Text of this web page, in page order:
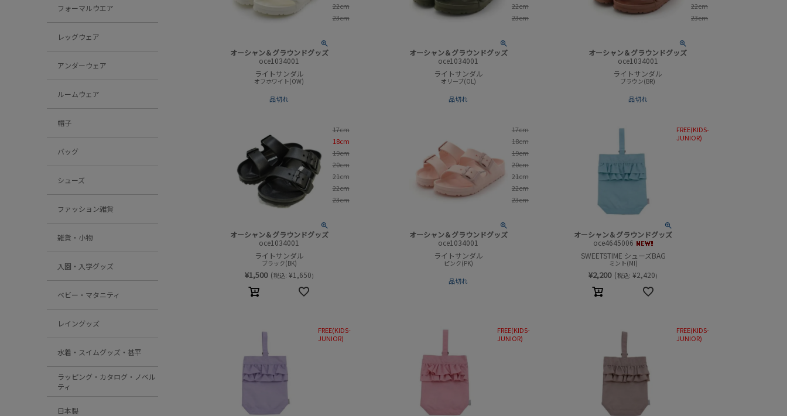
フォーマルウエア
レッグウェア
アンダーウェア
ルームウェア
帽子
バッグ
シューズ
ファッション雑貨
雑貨・小物
入園・入学グッズ
ベビー・マタニティ
レイングッズ
水着・スイムグッズ・甚平
ラッピング・カタログ・ノベル
ティ
日本製
オーシャン＆グラウンドグッズ
oce1034001
ライトサンダル
オフホワイト(OW)
品切れ
22cm
23cm
オーシャン＆グラウンドグッズ
oce1034001
ライトサンダル
オリーブ(OL)
品切れ
22cm
23cm
オーシャン＆グラウンドグッズ
oce1034001
ライトサンダル
ブラウン(BR)
品切れ
22cm
23cm
オーシャン＆グラウンドグッズ
oce1034001
ライトサンダル
ブラック(BK)
¥1,500 (税込: ¥1,650)
17cm
18cm
19cm
20cm
21cm
22cm
23cm
オーシャン＆グラウンドグッズ
oce1034001
ライトサンダル
ピンク(PK)
品切れ
17cm
18cm
19cm
20cm
21cm
22cm
23cm
オーシャン＆グラウンドグッズ
oce4645006
SWEETSTIME シューズBAG
ミント(MI)
¥2,200 (税込: ¥2,420)
FREE(KIDS-
JUNIOR)
FREE(KIDS-
JUNIOR)
FREE(KIDS-
JUNIOR)
FREE(KIDS-
JUNIOR)